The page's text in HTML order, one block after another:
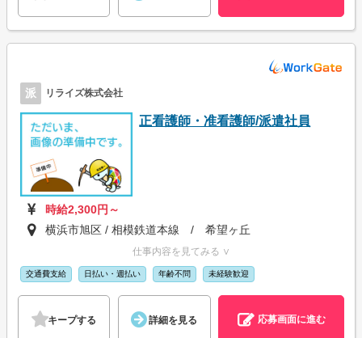
派 リライズ株式会社
正看護師・准看護師/派遣社員
時給2,300円～
横浜市旭区 / 相模鉄道本線 / 希望ヶ丘
仕事内容を見てみる ∨
交通費支給 日払い・週払い 年齢不問 未経験歓迎
キープする 詳細を見る 応募画面に進む